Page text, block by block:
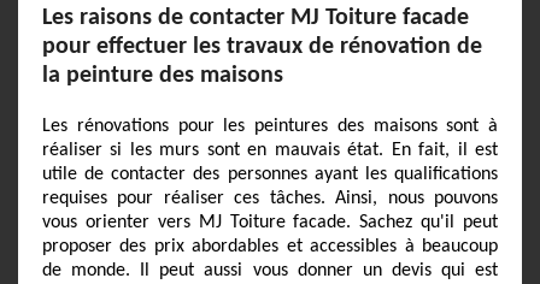
Les raisons de contacter MJ Toiture facade
pour effectuer les travaux de rénovation de
la peinture des maisons
Les rénovations pour les peintures des maisons sont à
réaliser si les murs sont en mauvais état. En fait, il est
utile de contacter des personnes ayant les qualifications
requises pour réaliser ces tâches. Ainsi, nous pouvons
vous orienter vers MJ Toiture facade. Sachez qu'il peut
proposer des prix abordables et accessibles à beaucoup
de monde. Il peut aussi vous donner un devis qui est